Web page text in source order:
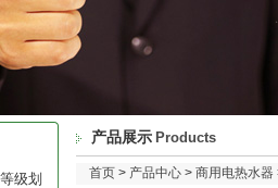
级划
产品展示 Products
首页 > 产品中心 > 商用电热水器